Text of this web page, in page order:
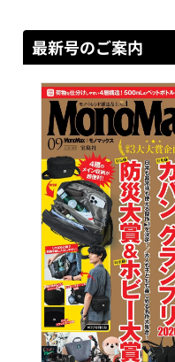
最新号のご案内